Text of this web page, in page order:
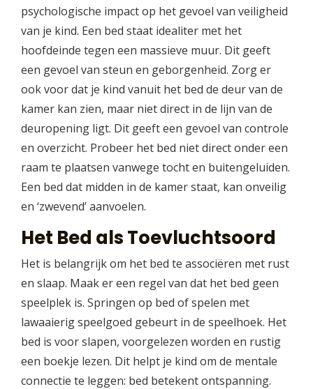
psychologische impact op het gevoel van veiligheid
van je kind. Een bed staat idealiter met het
hoofdeinde tegen een massieve muur. Dit geeft
een gevoel van steun en geborgenheid. Zorg er
ook voor dat je kind vanuit het bed de deur van de
kamer kan zien, maar niet direct in de lijn van de
deuropening ligt. Dit geeft een gevoel van controle
en overzicht. Probeer het bed niet direct onder een
raam te plaatsen vanwege tocht en buitengeluiden.
Een bed dat midden in de kamer staat, kan onveilig
en ‘zwevend’ aanvoelen.
Het Bed als Toevluchtsoord
Het is belangrijk om het bed te associëren met rust
en slaap. Maak er een regel van dat het bed geen
speelplek is. Springen op bed of spelen met
lawaaierig speelgoed gebeurt in de speelhoek. Het
bed is voor slapen, voorgelezen worden en rustig
een boekje lezen. Dit helpt je kind om de mentale
connectie te leggen: bed betekent ontspanning.